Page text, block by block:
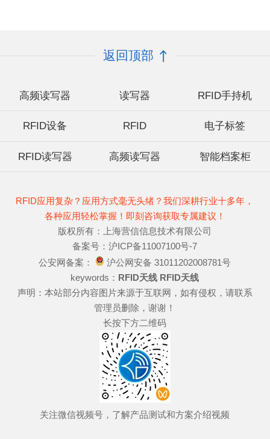
返回顶部
高频读写器 读写器 RFID手持机
RFID设备 RFID 电子标签
RFID读写器 高频读写器 智能档案柜
RFID应用复杂？应用方式毫无头绪？我们深耕行业十多年，
各种应用轻松掌握！即刻咨询获取专属建议！
版权所有：上海营信信息技术有限公司
备案号：沪ICP备11007100号-7
公安网备案：
沪公网安备 31011202008781号
keywords： RFID天线 RFID天线
声明：本站部分内容图片来源于互联网，如有侵权，请联系
管理员删除，谢谢！
长按下方二维码
关注微信视频号，了解产品测试和方案介绍视频